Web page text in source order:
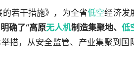
的若干措施》，为全省低空经济发
明确了“高原无人机制造集聚地、 低
措，从安全监管、产业集聚到国